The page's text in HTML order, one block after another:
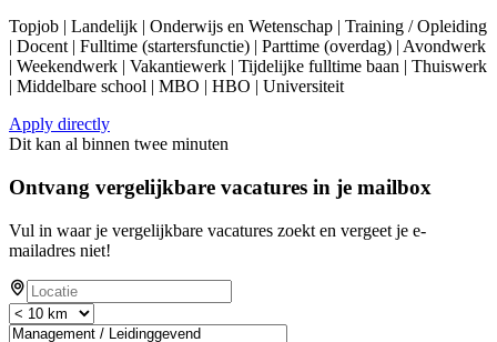
Topjob | Landelijk | Onderwijs en Wetenschap | Training / Opleiding
| Docent | Fulltime (startersfunctie) | Parttime (overdag) | Avondwerk
| Weekendwerk | Vakantiewerk | Tijdelijke fulltime baan | Thuiswerk
| Middelbare school | MBO | HBO | Universiteit
Apply directly
Dit kan al binnen twee minuten
Ontvang vergelijkbare vacatures in je mailbox
Vul in waar je vergelijkbare vacatures zoekt en vergeet je e-
mailadres niet!